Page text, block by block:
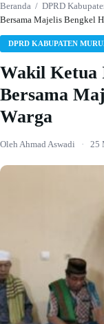
Beranda / DPRD
Bersama Majelis Bengkel
DPRD KABUPATEN
Wakil Ketua
Bersama
Warga
Oleh Ahmad Aswadi · 25